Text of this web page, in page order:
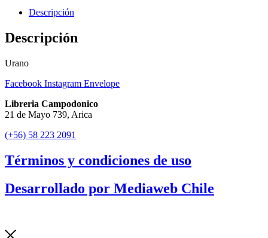
Descripción
Descripción
Urano
Facebook Instagram Envelope
Libreria Campodonico
21 de Mayo 739, Arica
(+56) 58 223 2091
Términos y condiciones de uso
Desarrollado por Mediaweb Chile